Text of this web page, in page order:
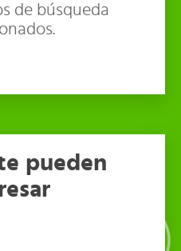
de búsqueda
pueden